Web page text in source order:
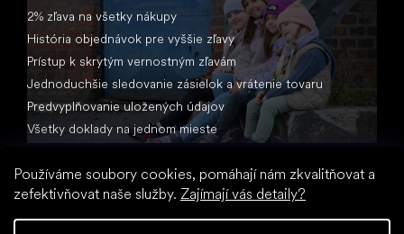
Používáme soubory cookies, pomáhají nám zkvalitňovat a
zefektivňovat naše služby. Zajímají vás detaily?
2% zľava na všetky nákupy
História objednávok pre vyššie zľavy
Prístup k skrytým vernostným zľavám
Jednoduchšie sledovanie zásielok a vrátenie tovaru
Predvyplňovanie uložených údajov
Všetky doklady na jednom mieste